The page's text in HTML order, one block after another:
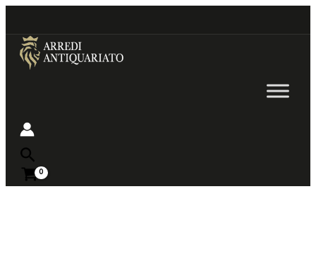
to
content
Near